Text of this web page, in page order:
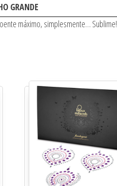
GRANDE
máximo, simplesmente… Sublime!